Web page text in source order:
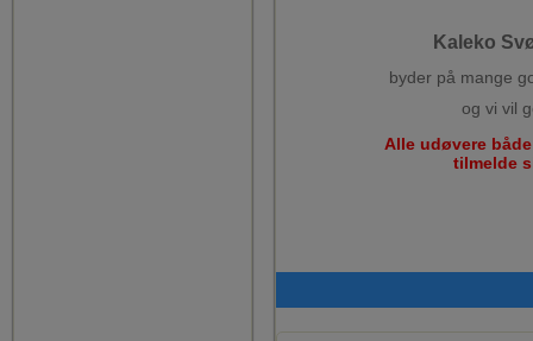
Kaleko
byder på mange
og vi vil
Alle udøvere
tilmelde